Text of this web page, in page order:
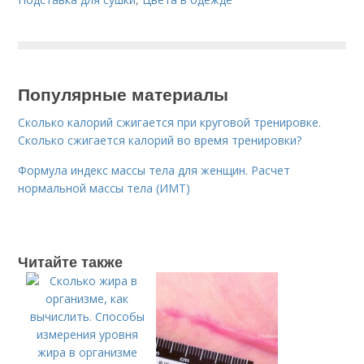
Популярные материалы
Сколько калорий сжигается при круговой тренировке.
Сколько сжигается калорий во время тренировки?
Формула индекс массы тела для женщин. Расчет
нормальной массы тела (ИМТ)
Читайте также